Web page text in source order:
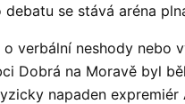
se stává aréna
o verbální neshody nebo
Dobrá na Moravě byl
napaden expremiér